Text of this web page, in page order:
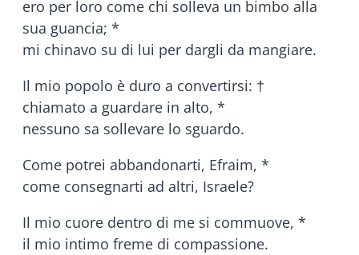
ero per loro come chi solleva un bimbo alla
sua guancia; *
mi chinavo su di lui per dargli da mangiare.
Il mio popolo è duro a convertirsi: †
chiamato a guardare in alto, *
nessuno sa sollevare lo sguardo.
Come potrei abbandonarti, Efraim, *
come consegnarti ad altri, Israele?
Il mio cuore dentro di me si commuove, *
il mio intimo freme di compassione.